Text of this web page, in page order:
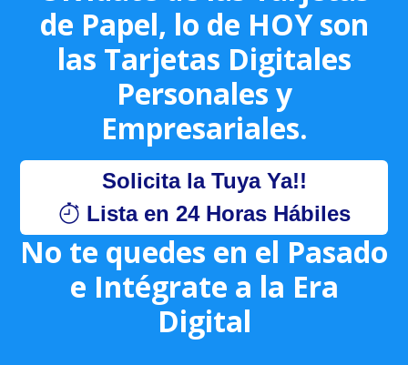
de Papel, lo de HOY son
las Tarjetas Digitales
Personales y
Empresariales.
Solicita la Tuya Ya!!
Lista en 24 Horas Hábiles
No te quedes en el Pasado
e Intégrate a la Era
Digital